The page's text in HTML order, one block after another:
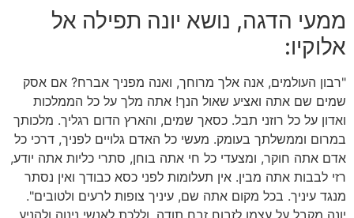
ממעי הדגה, נושא יונה תפילה אל
אלוקיו:
"רבון העולמים, אנה אלך מרוחך, ואנה מפניך אברח? אם אסק
שמים שם אתה ואציע שאול הנך! אתה מלך על כל הממלכות
ואדון על כל רוזני תבל. כסאך שמים, והארץ הדום רגליך. מלכותך
במרום וממשלתך בעומק. מעשי כל האדם גלויים לפניך, דרכי כל
אדם אתה חוקר, ומצעדי כל חי אתה בוחן, סתרי כליות אתה יודע,
רזי לבבות אתה מבין. אין תעלומות לפני כסא כבודך ואין נסתר
מנגד עיניך. בכל מקום אתה שם, עיניך צופות לרעים ולטובים".